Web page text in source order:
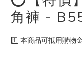
角褲 -
1️⃣ 本商品可抵用購物